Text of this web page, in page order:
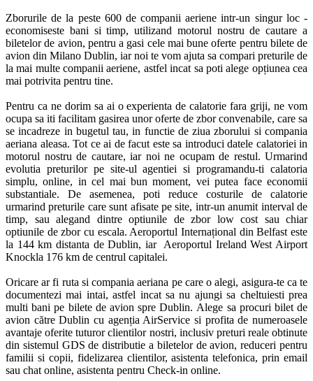
Zborurile de la peste 600 de companii aeriene intr-un singur loc -
economiseste bani si timp, utilizand motorul nostru de cautare a
biletelor de avion, pentru a gasi cele mai bune oferte pentru bilete de
avion din Milano Dublin, iar noi te vom ajuta sa compari preturile de
la mai multe companii aeriene, astfel incat sa poti alege opțiunea cea
mai potrivita pentru tine.
Pentru ca ne dorim sa ai o experienta de calatorie fara griji, ne vom
ocupa sa iti facilitam gasirea unor oferte de zbor convenabile, care sa
se incadreze in bugetul tau, in functie de ziua zborului si compania
aeriana aleasa. Tot ce ai de facut este sa introduci datele calatoriei in
motorul nostru de cautare, iar noi ne ocupam de restul. Urmarind
evolutia preturilor pe site-ul agentiei si programandu-ti calatoria
simplu, online, in cel mai bun moment, vei putea face economii
substantiale. De asemenea, poti reduce costurile de calatorie
urmarind preturile care sunt afisate pe site, intr-un anumit interval de
timp, sau alegand dintre optiunile de zbor low cost sau chiar
optiunile de zbor cu escala. Aeroportul Internațional din Belfast este
la 144 km distanta de Dublin, iar  Aeroportul Ireland West Airport
Knockla 176 km de centrul capitalei.
Oricare ar fi ruta si compania aeriana pe care o alegi, asigura-te ca te
documentezi mai intai, astfel incat sa nu ajungi sa cheltuiesti prea
multi bani pe bilete de avion spre Dublin. Alege sa procuri bilet de
avion către Dublin cu agenția AirService si profita de numeroasele
avantaje oferite tuturor clientilor nostri, inclusiv preturi reale obtinute
din sistemul GDS de distributie a biletelor de avion, reduceri pentru
familii si copii, fidelizarea clientilor, asistenta telefonica, prin email
sau chat online, asistenta pentru Check-in online.